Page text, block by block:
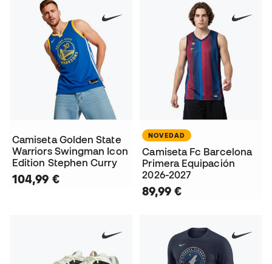
Camiseta Golden State
Warriors Swingman Icon
Edition Stephen Curry
104,99 €
NOVEDAD
Camiseta Fc Barcelona
Primera Equipación
2026-2027
89,99 €